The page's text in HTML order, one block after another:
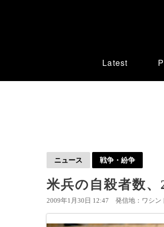
Latest
ニュース 戦争・紛争
米兵の自殺者数
2009年1月30日 12:47 発信地：ワシン